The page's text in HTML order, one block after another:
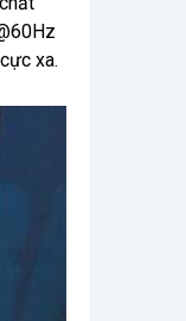
xa.